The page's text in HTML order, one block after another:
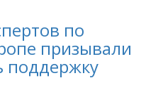
по
призывали
поддержку